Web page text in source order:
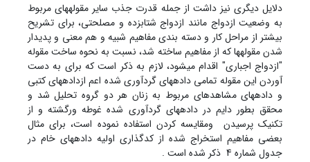
دلایل دیگری نیز داشت از جمله قدرت جذب سایر مقوله‏های مربوط
به وضعیت ازدواج مانند ازدواج شتابزده و مصلحتی، برای تشریح
بیشتر از مراحل کار و دسته بندی مفاهیم شبیه و هم معنی و پدیدار
شدن مقوله‏ها که از مفاهیم ساخته شد، نسبت به نحوه ساخت مقوله
"ازدواج اجباری" اقدام میشود، لازم به ذکر است که برای به دست
آوردن این مقوله تمامی داده‏های گردآوری شده اعم ازداده‏های کتبی
و داده‏های مشاهده‏ای مربوط به زنان هر دو گروه تحلیل شد و
محقق بطور دایم در داده‏های گردآوری شده غوطه ورگشته و از
تکنیک پرسیدن ومقایسه کردن استفاده نموده است، برای مثال
بعضی مفاهیم استخراج شده از کدگذاری اولیه داده‏های خام در
جدول شماره 4 ذکر شده است .